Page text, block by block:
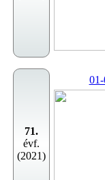
71.
évf.
(2021)
01-